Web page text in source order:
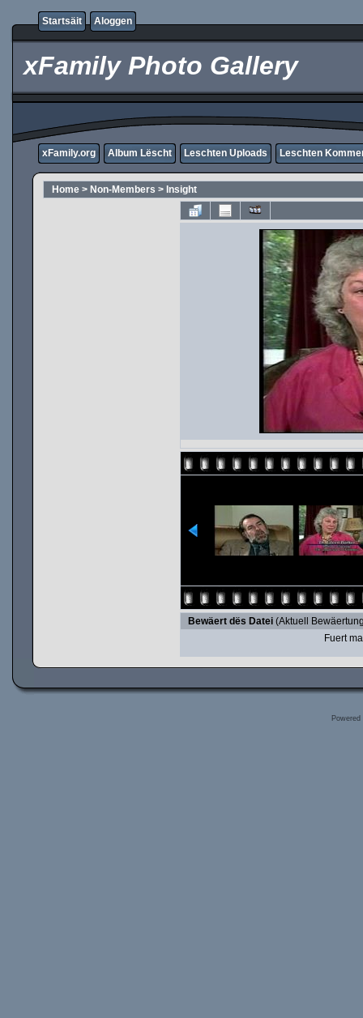
Startsäit Aloggen
xFamily Photo Gallery
xFamily.org Album Lëscht Leschten Uploads Leschten
Home > Non-Members > Insight
Bewäert dës Datei(Aktuell
Fuert